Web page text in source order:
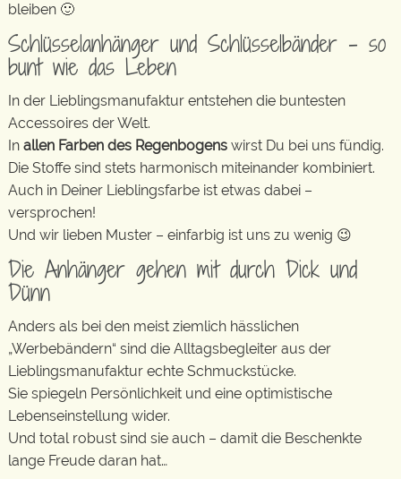
bleiben 🙂
Schlüsselanhänger und Schlüsselbänder – so
bunt wie das Leben
In der Lieblingsmanufaktur entstehen die buntesten
Accessoires der Welt.
In allen Farben des Regenbogens wirst Du bei uns fündig.
Die Stoffe sind stets harmonisch miteinander kombiniert.
Auch in Deiner Lieblingsfarbe ist etwas dabei –
versprochen!
Und wir lieben Muster – einfarbig ist uns zu wenig 😉
Die Anhänger gehen mit durch Dick und
Dünn
Anders als bei den meist ziemlich hässlichen
„Werbebändern“ sind die Alltagsbegleiter aus der
Lieblingsmanufaktur echte Schmuckstücke.
Sie spiegeln Persönlichkeit und eine optimistische
Lebenseinstellung wider.
Und total robust sind sie auch – damit die Beschenkte
lange Freude daran hat…